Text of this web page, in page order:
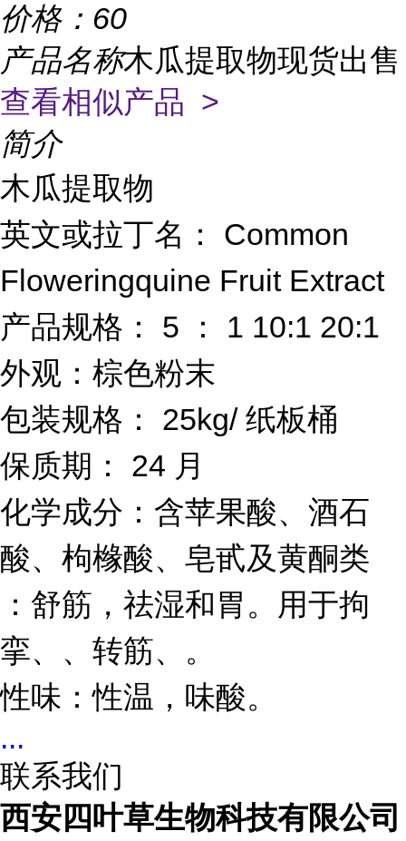
价格： 60
产品名称木瓜提取物现货出售
查看相似产品 >
简介
木瓜提取物
英文或拉丁名： Common
Floweringquine Fruit Extract
产品规格： 5 ： 1 10:1 20:1
外观：棕色粉末
包装规格： 25kg/ 纸板桶
保质期： 24 月
化学成分：含苹果酸、酒石
酸、枸橼酸、皂甙及黄酮类
：舒筋，祛湿和胃。用于拘
挛、、转筋、。
性味：性温，味酸。
...
联系我们
西安四叶草生物科技有限公司